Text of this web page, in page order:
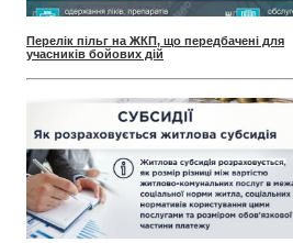
Перелік пільг на ЖКП, що передбачені для
учасників бойових дій